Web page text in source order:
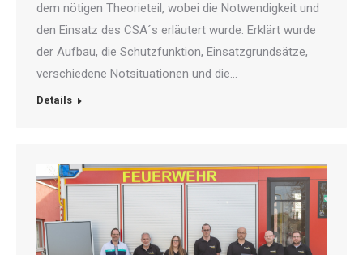
dem nötigen Theorieteil, wobei die Notwendigkeit und
den Einsatz des CSA´s erläutert wurde. Erklärt wurde
der Aufbau, die Schutzfunktion, Einsatzgrundsätze,
verschiedene Notsituationen und die…
Details